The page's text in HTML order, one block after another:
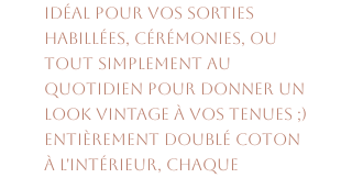
idéal pour vos sorties
habillées, cérémonies, ou
tout simplement au
quotidien pour donner un
look vintage à vos tenues ;)
Entièrement doublé coton
à l'intérieur, chaque